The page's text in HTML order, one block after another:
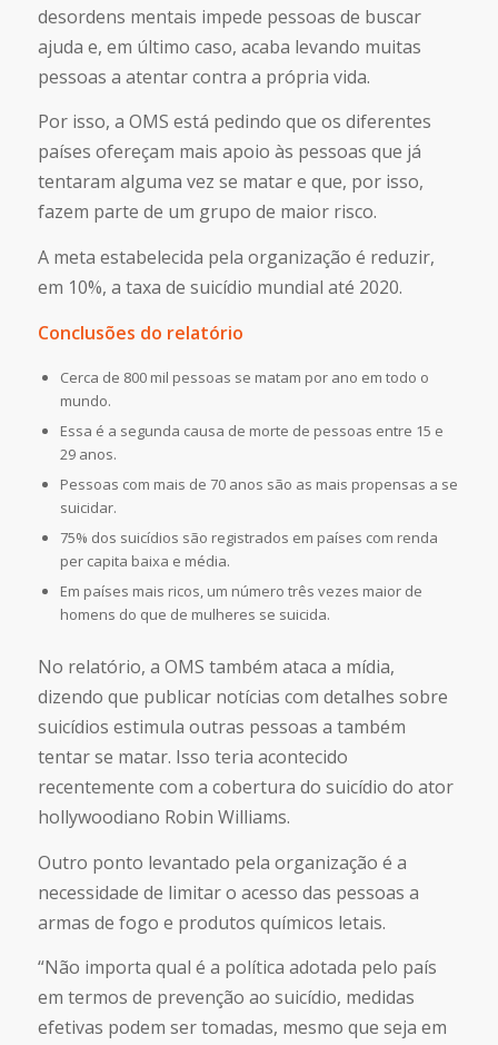
desordens mentais impede pessoas de buscar
ajuda e, em último caso, acaba levando muitas
pessoas a atentar contra a própria vida.
Por isso, a OMS está pedindo que os diferentes
países ofereçam mais apoio às pessoas que já
tentaram alguma vez se matar e que, por isso,
fazem parte de um grupo de maior risco.
A meta estabelecida pela organização é reduzir,
em 10%, a taxa de suicídio mundial até 2020.
Conclusões do relatório
Cerca de 800 mil pessoas se matam por ano em todo o
mundo.
Essa é a segunda causa de morte de pessoas entre 15 e
29 anos.
Pessoas com mais de 70 anos são as mais propensas a se
suicidar.
75% dos suicídios são registrados em países com renda
per capita baixa e média.
Em países mais ricos, um número três vezes maior de
homens do que de mulheres se suicida.
No relatório, a OMS também ataca a mídia,
dizendo que publicar notícias com detalhes sobre
suicídios estimula outras pessoas a também
tentar se matar. Isso teria acontecido
recentemente com a cobertura do suicídio do ator
hollywoodiano Robin Williams.
Outro ponto levantado pela organização é a
necessidade de limitar o acesso das pessoas a
armas de fogo e produtos químicos letais.
“Não importa qual é a política adotada pelo país
em termos de prevenção ao suicídio, medidas
efetivas podem ser tomadas, mesmo que seja em